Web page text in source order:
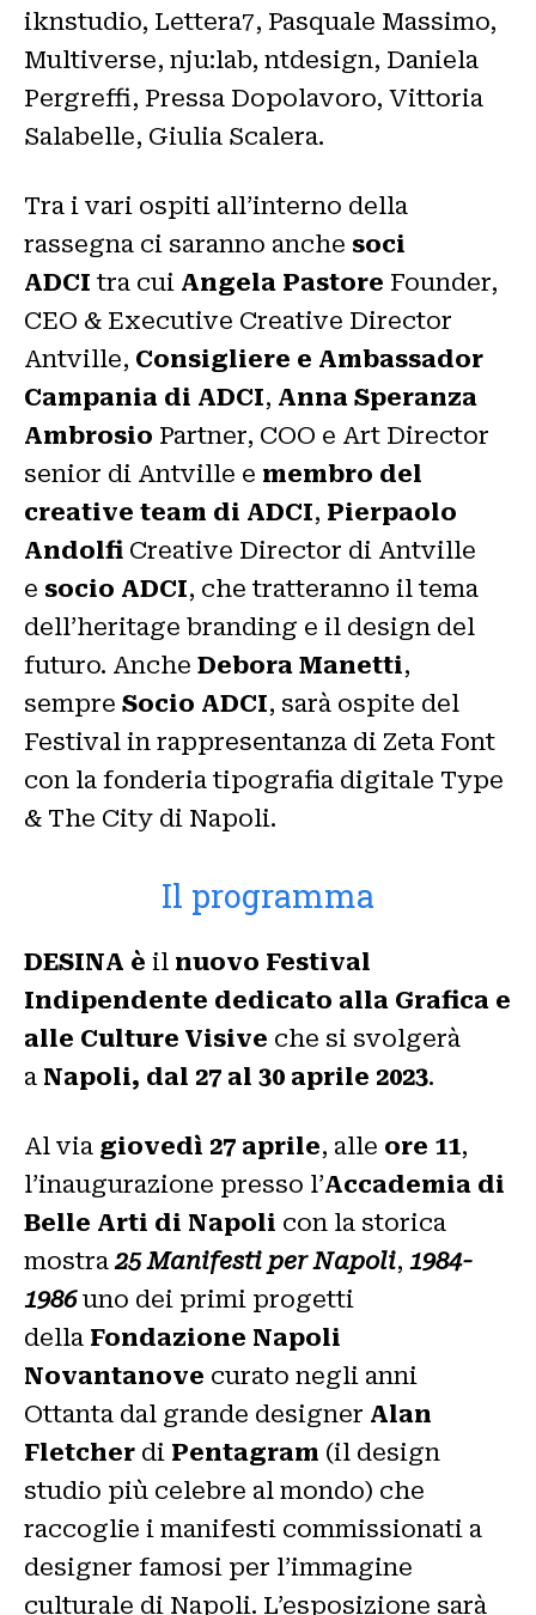
iknstudio, Lettera7, Pasquale Massimo,
Multiverse, nju:lab, ntdesign, Daniela
Pergreffi, Pressa Dopolavoro, Vittoria
Salabelle, Giulia Scalera.
Tra i vari ospiti all’interno della
rassegna ci saranno anche soci
ADCItra cui Angela Pastore Founder,
CEO & Executive Creative Director
Antville, Consigliere e Ambassador
Campania di ADCI, Anna Speranza
Ambrosio Partner, COO e Art Director
senior di Antville e membro del
creative team di ADCI, Pierpaolo
Andolfi Creative Director di Antville
e socio ADCI, che tratteranno il tema
dell’heritage branding e il design del
futuro. Anche Debora Manetti,
sempre Socio ADCI, sarà ospite del
Festival in rappresentanza di Zeta Font
con la fonderia tipografia digitale Type
& The City di Napoli.
Il programma
DESINA è il nuovo Festival
Indipendente dedicato alla Grafica e
alle Culture Visive che si svolgerà
a Napoli, dal 27 al 30 aprile 2023.
Al via giovedì 27 aprile, alle ore 11,
l’inaugurazione presso l’Accademia di
Belle Arti di Napoli con la storica
mostra25 Manifesti per Napoli, 1984-
1986uno dei primi progetti
della Fondazione Napoli
Novantanove curato negli anni
Ottanta dal grande designer Alan
Fletcher di Pentagram (il design
studio più celebre al mondo) che
raccoglie i manifesti commissionati a
designer famosi per l’immagine
culturale di Napoli. L’esposizione sarà